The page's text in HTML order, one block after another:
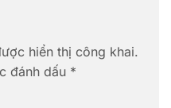
hiển thị công khai.
đánh dấu *